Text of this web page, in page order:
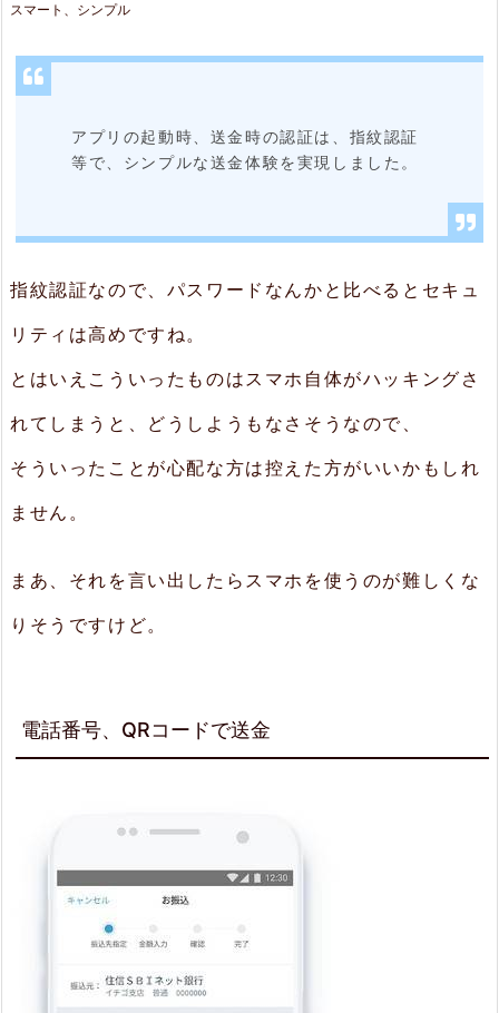
スマート、シンプル
アプリの起動時、送金時の認証は、指紋認証
等で、シンプルな送金体験を実現しました。
指紋認証なので、パスワードなんかと比べるとセキュ
リティは高めですね。
とはいえこういったものはスマホ自体がハッキングさ
れてしまうと、どうしようもなさそうなので、
そういったことが心配な方は控えた方がいいかもしれ
ません。
まあ、それを言い出したらスマホを使うのが難しくな
りそうですけど。
電話番号、QRコードで送金